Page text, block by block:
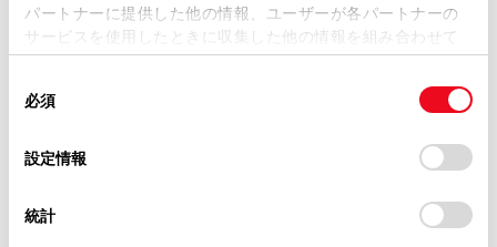
パートナーに提供した他の情報、ユーザーが各パートナーの
サービスを使用したときに収集した他の情報を組み合わせて
使用することがあります。当ウェブサイトの使用を続行する
デバイスにすべてのCookie(クッキー)が保存されることに同
意したことになります。Cookie(クッキー)のオプトアウト、
設定の変更、同意を撤回したりするにあたっては、当社の
「Cookie（クッキー）情報の取り扱いについて
」をご覧くだ
必須
設定情報
統計
（2-7-4）
見積りシミュレーショントップへ